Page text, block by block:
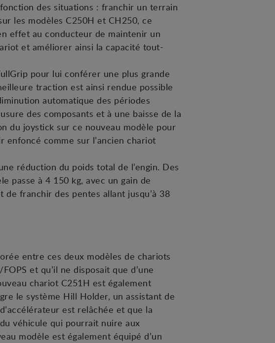
des situations : franchir un terrain
les modèles C250H et CH250, ce
effet au conducteur de maintenir un
et améliorer ainsi la capacité tout-
pour lui conférer une plus grande
traction est ainsi rendue possible
automatique des périodes
des composants et à une baisse de la
du joystick sur ce nouveau modèle pour
enfoncé comme sur l’ancien chariot
réduction du poids total de l’engin. Des
passe à 4 150 kg, avec un gain de
franchir des pentes allant jusqu’à 38
entre ces deux modèles de chariots
et qu’il ne disposait que d’une
chariot C251H est également
le système Hill Holder, un assistant de
est relâchée et que la
véhicule qui pourrait nuire aux
modèle est également équipé d’un